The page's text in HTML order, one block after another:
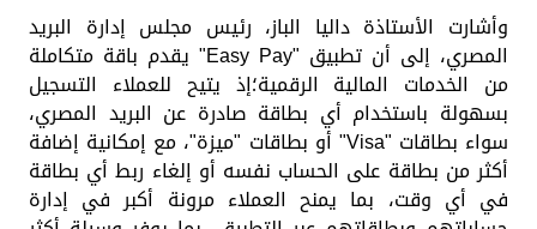
وأشارت الأستاذة داليا الباز، رئيس مجلس إدارة البريد
المصري، إلى أن تطبيق "Easy Pay" يقدم باقة متكاملة
من الخدمات المالية الرقمية؛إذ يتيح للعملاء التسجيل
بسهولة باستخدام أي بطاقة صادرة عن البريد المصري،
سواء بطاقات "Visa" أو بطاقات "ميزة"، مع إمكانية إضافة
أكثر من بطاقة على الحساب نفسه أو إلغاء ربط أي بطاقة
في أي وقت، بما يمنح العملاء مرونة أكبر في إدارة